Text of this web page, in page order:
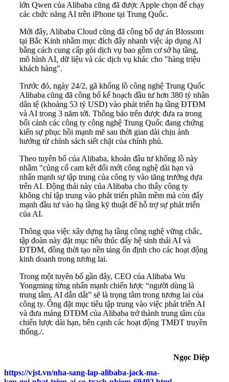
lớn Qwen của Alibaba cũng đã được Apple chọn để chạy
các chức năng AI trên iPhone tại Trung Quốc.
Mới đây, Alibaba Cloud cũng đã công bố dự án Blossom
tại Bắc Kinh nhằm mục đích đẩy nhanh việc áp dụng AI
bằng cách cung cấp gói dịch vụ bao gồm cơ sở hạ tầng,
mô hình AI, dữ liệu và các dịch vụ khác cho "hàng triệu
khách hàng".
Trước đó, ngày 24/2, gã khổng lồ công nghệ Trung Quốc
Alibaba cũng đã công bố kế hoạch đầu tư hơn 380 tỷ nhân
dân tệ (khoảng 53 tỷ USD) vào phát triển hạ tầng ĐTĐM
và AI trong 3 năm tới. Thông báo trên được đưa ra trong
bối cảnh các công ty công nghệ Trung Quốc đang chứng
kiến sự phục hồi mạnh mẽ sau thời gian dài chịu ảnh
hưởng từ chính sách siết chặt của chính phủ.
Theo tuyên bố của Alibaba, khoản đầu tư khổng lồ này
nhằm "củng cố cam kết đổi mới công nghệ dài hạn và
nhấn mạnh sự tập trung của công ty vào tăng trưởng dựa
trên AI. Động thái này của Alibaba cho thấy công ty
không chỉ tập trung vào phát triển phần mềm mà còn đẩy
mạnh đầu tư vào hạ tầng kỹ thuật để hỗ trợ sự phát triển
của AI.
Thông qua việc xây dựng hạ tầng công nghệ vững chắc,
tập đoàn này đặt mục tiêu thúc đẩy hệ sinh thái AI và
ĐTĐM, đồng thời tạo nền tảng ổn định cho các hoạt động
kinh doanh trong tương lai.
Trong một tuyên bố gần đây, CEO của Alibaba Wu
Yongming từng nhấn mạnh chiến lược “người dùng là
trung tâm, AI dẫn dắt” sẽ là trọng tâm trong tương lai của
công ty. Ông đặt mục tiêu tập trung vào việc phát triển AI
và đưa mảng ĐTĐM của Alibaba trở thành trung tâm của
chiến lược dài hạn, bên cạnh các hoạt động TMĐT truyền
thống./.
Ngọc Diệp
https://vjst.vn/nha-sang-lap-alibaba-jack-ma-